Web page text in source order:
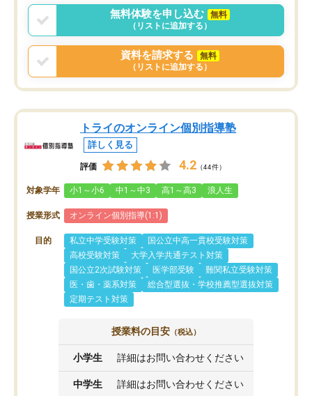
言う事で講師変更の申し出があり、あ
まりに短期での変更だった為、塾に通
う事にして退会しました。遅れも取り
戻せ、授業内容や講師の方は良かった
と思います。
無料体験を申し込む
無料
（リストに追加する）
資料を請求する
無料
（リストに追加する）
トライのオンライン個別指導塾
詳しく見る
評価 4.2 （44件）
対象学年 小1～小6 中1～中3 高1～高3 浪人生
授業形式 オンライン個別指導(1:1)
目的 私立中学受験対策
国公立中高一貫校受験対策
高校受験対策
大学入学共通テスト対策
国公立2次試験対策
医学部受験
難関私立受験対策
医・歯・薬系対策
総合型選抜・学校推薦型選抜対策
定期テスト対策
授業料の目安 （税込）
小学生 詳細はお問い合わせください
中学生 詳細はお問い合わせください